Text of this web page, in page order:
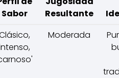
Sabor
Resultante
Moderada